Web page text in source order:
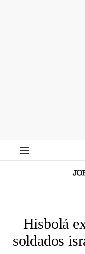
Hisbolá
soldados